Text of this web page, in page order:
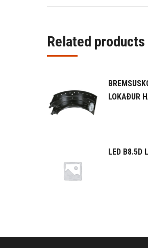
Related products
LOKAÐUR
LED B8.5D